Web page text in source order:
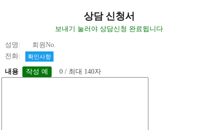
상담 신청서
보내기 눌러야 상담신청 완료됩니다
성명: 회원No.
전화:
확인사항
내용 0 / 최대 140자